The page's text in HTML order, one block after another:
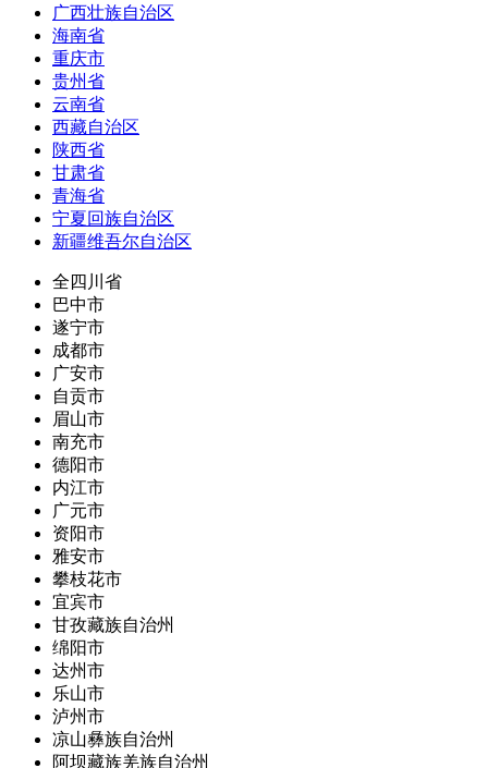
广西壮族自治区
海南省
重庆市
贵州省
云南省
西藏自治区
陕西省
甘肃省
青海省
宁夏回族自治区
新疆维吾尔自治区
全四川省
巴中市
遂宁市
成都市
广安市
自贡市
眉山市
南充市
德阳市
内江市
广元市
资阳市
雅安市
攀枝花市
宜宾市
甘孜藏族自治州
绵阳市
达州市
乐山市
泸州市
凉山彝族自治州
阿坝藏族羌族自治州